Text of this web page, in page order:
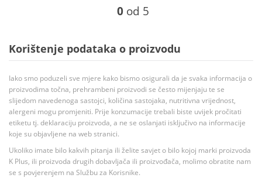
0 od 5
Korištenje podataka o proizvodu
Iako smo poduzeli sve mjere kako bismo osigurali da je svaka informacija o
proizvodima točna, prehrambeni proizvodi se često mijenjaju te se
slijedom navedenoga sastojci, količina sastojaka, nutritivna vrijednost,
alergeni mogu promjeniti. Prije konzumacije trebali biste uvijek pročitati
etiketu tj. deklaraciju proizvoda, a ne se oslanjati isključivo na informacije
koje su objavljene na web stranici.
Ukoliko imate bilo kakvih pitanja ili želite savjet o bilo kojoj marki proizvoda
K Plus, ili proizvoda drugih dobavljača ili proizvođača, molimo obratite nam
se s povjerenjem na Službu za Korisnike.